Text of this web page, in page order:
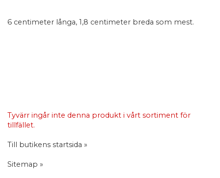
6 centimeter långa, 1,8 centimeter breda som mest.
Tyvärr ingår inte denna produkt i vårt sortiment för
tillfället.
Till butikens startsida »
Sitemap »